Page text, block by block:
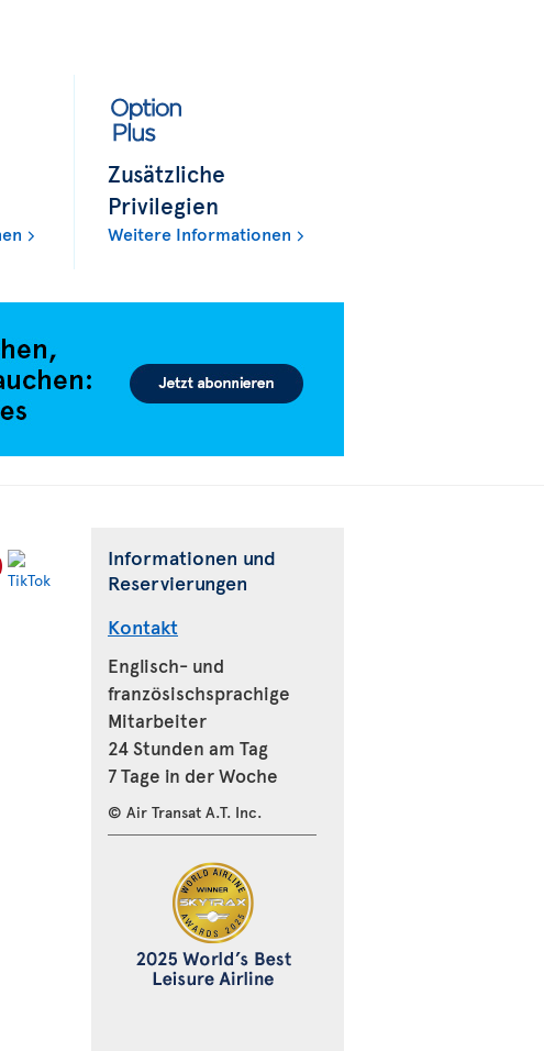
Zusätzliche
Privilegien
Weitere Informationen
Informationen und
Reservierungen
Kontakt
Englisch- und
französischsprachige
Mitarbeiter
24 Stunden am Tag
7 Tage in der Woche
© Air Transat A.T. Inc.